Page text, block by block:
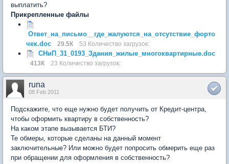
выплатить?
Прикрепленные файлы
Ответ_на_письмо__где_жалуются_на_отсутствие_форто
чек.doc
29.5К 53 Количество загрузок:
СНиП_31_0193_Здания_жилые_многоквартирные.doc
413К 23 Количество загрузок:
runa
08 Feb 2011
Подскажите, что еще нужно будет получить от Кредит-центра,
чтобы оформить квартиру в собственность?
На каком этапе вызывается БТИ?
Те обмеры, которые сделаны на данный момент
заключительные? Или можно будет попросить обмерить еще раз
при обращении для оформления в собственность?